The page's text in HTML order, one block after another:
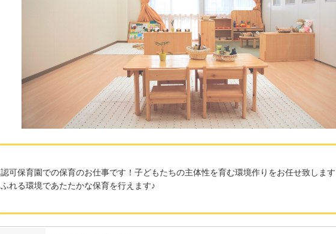
認可保育園での保育のお仕事です！子どもたちの主体性を育む環境作りをお任せ致しま
ふれる環境であたたかな保育を行えます♪